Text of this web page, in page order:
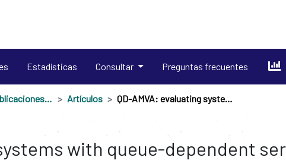
Estadísticas Consultar Preguntas frecuentes
Productos en publicaciones externas Artículos QD-AMVA: evaluating systems with queue-dependent service requirements
with queue-dependent